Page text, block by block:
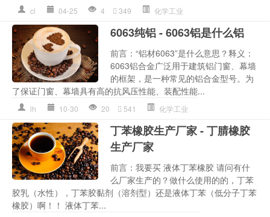
cl 04-25 4 349 化学工业
6063纯铝 - 6063铝是什么铝
前言：“铝材6063”是什么意思？释义：
6063铝合金广泛用于建筑铝门窗、幕墙
的框架，是一种常见的铝合金型号。为
了保证门窗、幕墙具有高的抗风压性能、装配性能...
lh 10-30 20 541 化学工业
丁苯橡胶生产厂家 - 丁腈橡胶
生产厂家
前言：我要买 液体丁苯橡胶 请问有什
么厂家生产的？做什么使用的的，丁苯
胶乳（水性），丁苯胶黏剂（溶剂型）还是液体丁苯（低分子丁苯
橡胶）啊！！ 液体丁苯...